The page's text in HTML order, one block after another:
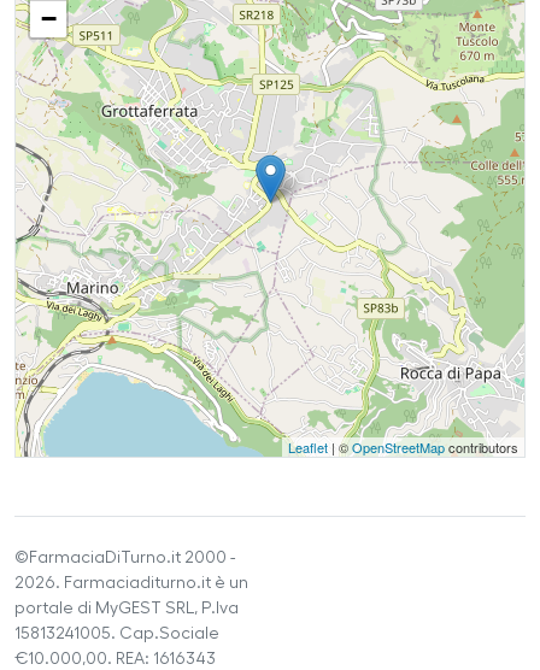
−
Leaflet | ©OpenStreetMapcontributors
©FarmaciaDiTurno.it 2000 -
2026. Farmaciaditurno.it è un
portale di MyGEST SRL, P.Iva
15813241005. Cap.Sociale
€10.000,00. REA: 1616343